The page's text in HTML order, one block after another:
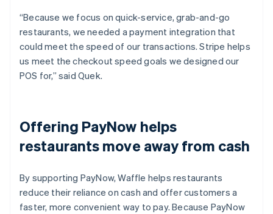
“Because we focus on quick-service, grab-and-go
restaurants, we needed a payment integration that
could meet the speed of our transactions. Stripe helps
us meet the checkout speed goals we designed our
POS for,” said Quek.
Offering PayNow helps
restaurants move away from cash
By supporting PayNow, Waffle helps restaurants
reduce their reliance on cash and offer customers a
faster, more convenient way to pay. Because PayNow